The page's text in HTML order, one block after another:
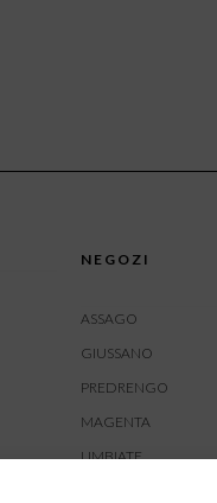
NEGOZI
ASSAGO
GIUSSANO
PREDRENGO
MAGENTA
LIMBIATE